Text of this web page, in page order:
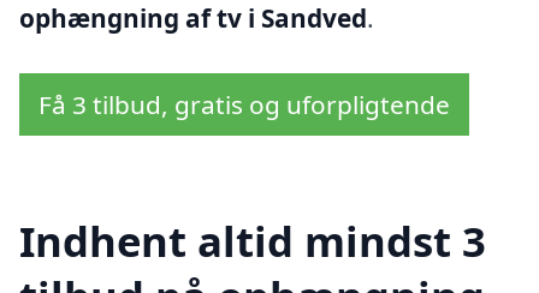
ophængning af tv i Sandved.
Få 3 tilbud, gratis og uforpligtende
Indhent altid mindst 3